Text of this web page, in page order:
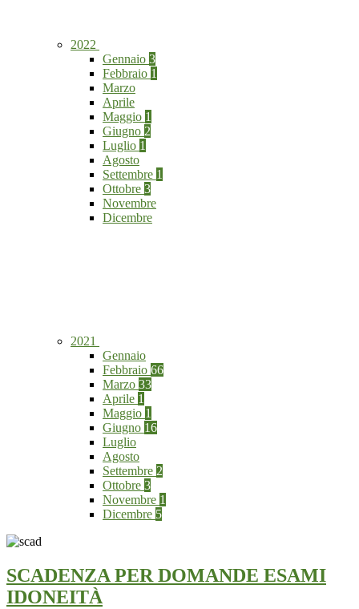
2022
Gennaio 3
Febbraio 1
Marzo
Aprile
Maggio 1
Giugno 2
Luglio 1
Agosto
Settembre 1
Ottobre 3
Novembre
Dicembre
2021
Gennaio
Febbraio 66
Marzo 33
Aprile 1
Maggio 1
Giugno 16
Luglio
Agosto
Settembre 2
Ottobre 3
Novembre 1
Dicembre 5
SCADENZA PER DOMANDE ESAMI
IDONEITÀ